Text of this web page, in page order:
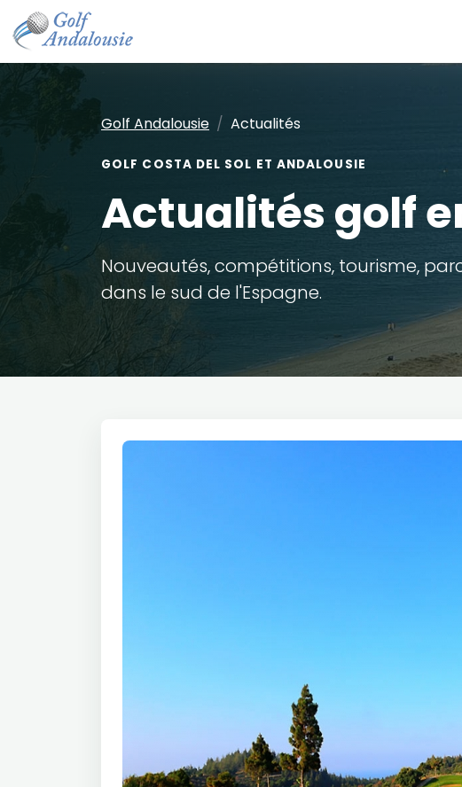
Golf Andalousie Actualités
GOLF COSTA DEL SOL ET ANDALOUSIE
Actualités golf
Nouveautés, compétitions, tourisme,
dans le sud de l'Espagne.